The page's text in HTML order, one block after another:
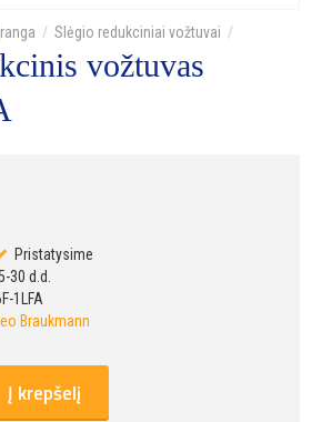
Slėgio redukciniai vožtuvai
vožtuvas
Pristatysime
30 d.d.
1LFA
Braukmann
Į krepšelį